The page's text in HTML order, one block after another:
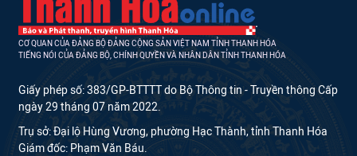
CƠ QUAN CỦA ĐẢNG BỘ ĐẢNG CỘNG SẢN VIỆT NAM TỈNH THANH HÓA
TIẾNG NÓI CỦA ĐẢNG BỘ, CHÍNH QUYỀN VÀ NHÂN DÂN TỈNH THANH HÓA
Giấy phép số: 383/GP-BTTTT do Bộ Thông tin - Truyền thông Cấp
ngày 29 tháng 07 năm 2022.
Trụ sở: Đại lộ Hùng Vương, phường Hạc Thành, tỉnh Thanh Hóa
Giám đốc: Phạm Văn Báu.